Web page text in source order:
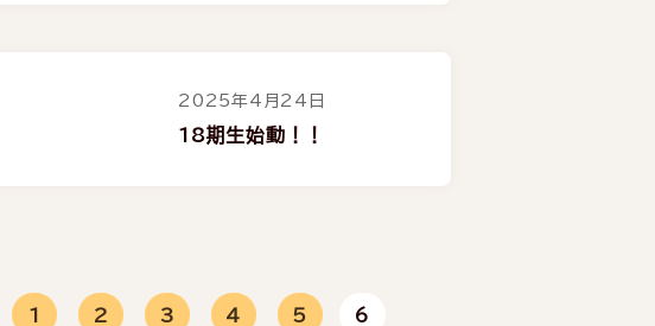
2025年4月24日
18期生始動！！
1 2 3 4 5 6